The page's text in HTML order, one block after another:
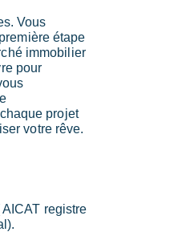
Vous
étape
immobilier
pour
projet
votre rêve.
registre